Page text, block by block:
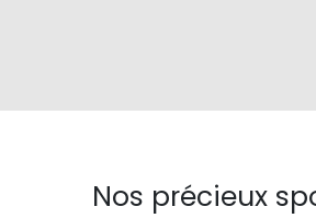
Nos précieux